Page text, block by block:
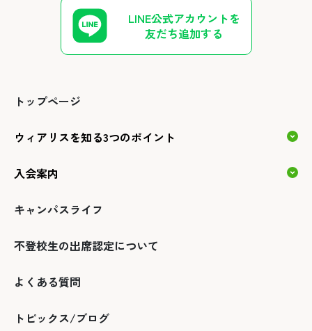
LINE公式アカウントを
友だち追加する
トップページ
ウィアリスを知る3つのポイント
入会案内
キャンパスライフ
不登校生の出席認定について
よくある質問
トピックス/ブログ